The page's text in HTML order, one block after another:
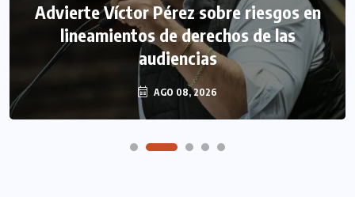
Advierte Víctor Pérez sobre riesgos en
lineamientos de derechos de las
audiencias
AGO 08, 2026